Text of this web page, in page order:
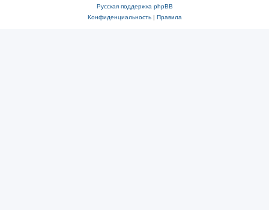
Русская поддержка phpBB
Конфиденциальность| Правила